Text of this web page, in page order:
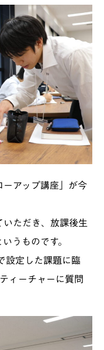
アップ講座」が今
いただき、放課後生
うものです。
設定した課題に臨
ィーチャーに質問